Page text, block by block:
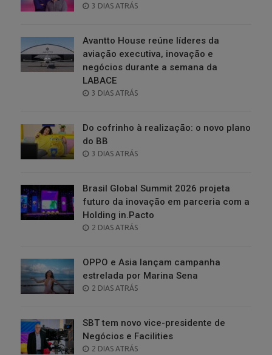
POSTED
3 DIAS ATRÁS
Avantto House reúne líderes da
aviação executiva, inovação e
negócios durante a semana da
LABACE
POSTED
3 DIAS ATRÁS
Do cofrinho à realização: o novo plano
do BB
POSTED
3 DIAS ATRÁS
Brasil Global Summit 2026 projeta
futuro da inovação em parceria com a
Holding in.Pacto
POSTED
2 DIAS ATRÁS
OPPO e Asia lançam campanha
estrelada por Marina Sena
POSTED
2 DIAS ATRÁS
SBT tem novo vice-presidente de
Negócios e Facilities
POSTED
2 DIAS ATRÁS